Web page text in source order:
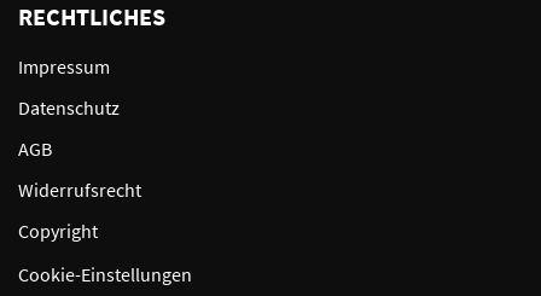
RECHTLICHES
Impressum
Datenschutz
AGB
Widerrufsrecht
Copyright
Cookie-Einstellungen